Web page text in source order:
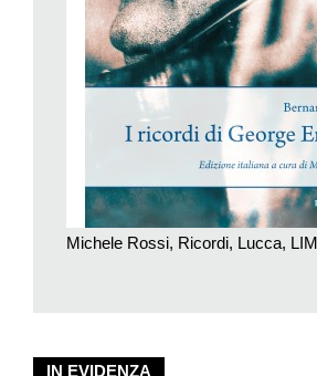
mondiale, come rifugio dalla barbarie. È
terra madre romena e ai ricordi infantili
primaverile. Bimbi en plein air. Vecchia
tramonto – Pastore – Uccelli migratori e
vespertine. Fiume sotto la luna. Danze
sembrare formalmente un tardo poema
che l’autore ha il potere di sublimare i
freschezza della sua orchestra moderna
un’orchestrazione sempre originale che
magico del profondo scandaglio
musica, soprattutto nell’attività
IN EVIDENZA
Michele Rossi, Ricordi, Lucca,